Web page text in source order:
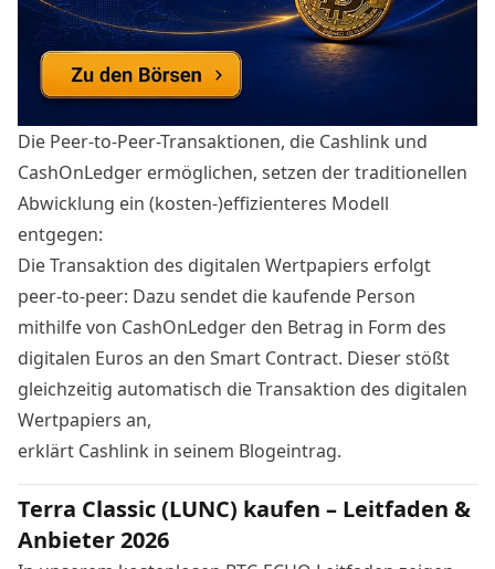
Die Peer-to-Peer-Transaktionen, die Cashlink und
CashOnLedger ermöglichen, setzen der traditionellen
Abwicklung ein (kosten-)effizienteres Modell
entgegen:
Die Transaktion des digitalen Wertpapiers erfolgt
peer-to-peer: Dazu sendet die kaufende Person
mithilfe von CashOnLedger den Betrag in Form des
digitalen Euros an den Smart Contract. Dieser stößt
gleichzeitig automatisch die Transaktion des digitalen
Wertpapiers an,
erklärt Cashlink in seinem Blogeintrag.
Terra Classic (LUNC) kaufen – Leitfaden &
Anbieter 2026